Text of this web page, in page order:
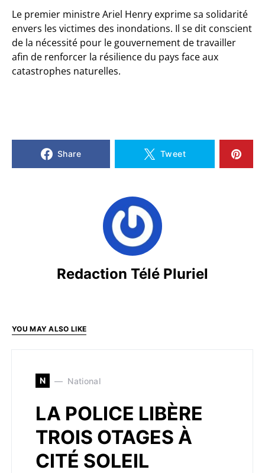
Le premier ministre Ariel Henry exprime sa solidarité
envers les victimes des inondations. Il se dit conscient
de la nécessité pour le gouvernement de travailler
afin de renforcer la résilience du pays face aux
catastrophes naturelles.
Share Tweet
Redaction Télé Pluriel
YOU MAY ALSO LIKE
N National
LA POLICE LIBÈRE
TROIS OTAGES À
CITÉ SOLEIL